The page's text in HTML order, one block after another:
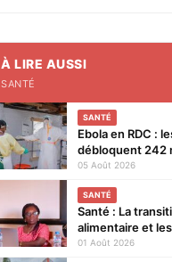
À LIRE AUSSI
SANTÉ
SANTÉ
Ebola en RDC :
débloquent 242
dollars
05 Août 2026
SANTÉ
Santé : La
alimentaire et
nutritionnels au
01 Août 2026